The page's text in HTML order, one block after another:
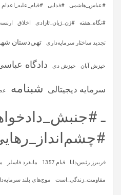
#عباس_هاشمی #فدایی #قیام_علیه_اعدام
#نگاه_هفته #ژن_ژیان_ئازادی اخلاق
تجدید ساختار سرمایه‌داری تهی‌دستان
خیزش آبان خیزش دی دادگاه
سرمایه‌ دیجیتالی شبنامه
ـ
فریبرز رئیس‌دانا قیام 1357 مانفرد فاسلر
مقاومت_زندگی_است موج‌های بلند